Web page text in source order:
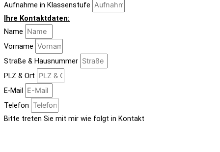
Aufnahme in Klassenstufe
Ihre Kontaktdaten:
Name
Vorname
Straße & Hausnummer
PLZ & Ort
E-Mail
Telefon
Bitte treten Sie mit mir wie folgt in Kontakt